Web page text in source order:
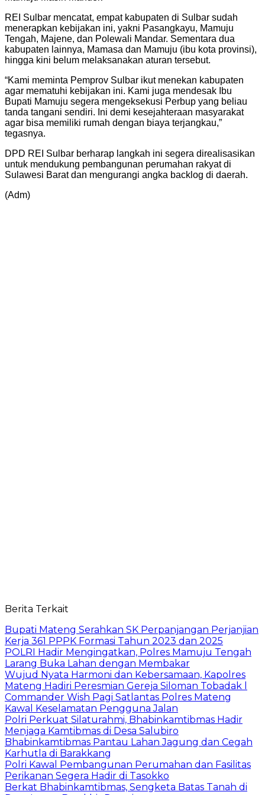
REI Sulbar mencatat, empat kabupaten di Sulbar sudah
menerapkan kebijakan ini, yakni Pasangkayu, Mamuju
Tengah, Majene, dan Polewali Mandar. Sementara dua
kabupaten lainnya, Mamasa dan Mamuju (ibu kota provinsi),
hingga kini belum melaksanakan aturan tersebut.
“Kami meminta Pemprov Sulbar ikut menekan kabupaten
agar mematuhi kebijakan ini. Kami juga mendesak Ibu
Bupati Mamuju segera mengeksekusi Perbup yang beliau
tanda tangani sendiri. Ini demi kesejahteraan masyarakat
agar bisa memiliki rumah dengan biaya terjangkau,”
tegasnya.
DPD REI Sulbar berharap langkah ini segera direalisasikan
untuk mendukung pembangunan perumahan rakyat di
Sulawesi Barat dan mengurangi angka backlog di daerah.
(Adm)
Berita Terkait
Bupati Mateng Serahkan SK Perpanjangan Perjanjian
Kerja 361 PPPK Formasi Tahun 2023 dan 2025
POLRI Hadir Mengingatkan, Polres Mamuju Tengah
Larang Buka Lahan dengan Membakar
Wujud Nyata Harmoni dan Kebersamaan, Kapolres
Mateng Hadiri Peresmian Gereja Siloman Tobadak l
Commander Wish Pagi Satlantas Polres Mateng
Kawal Keselamatan Pengguna Jalan
Polri Perkuat Silaturahmi, Bhabinkamtibmas Hadir
Menjaga Kamtibmas di Desa Salubiro
Bhabinkamtibmas Pantau Lahan Jagung dan Cegah
Karhutla di Barakkang
Polri Kawal Pembangunan Perumahan dan Fasilitas
Perikanan Segera Hadir di Tasokko
Berkat Bhabinkamtibmas, Sengketa Batas Tanah di